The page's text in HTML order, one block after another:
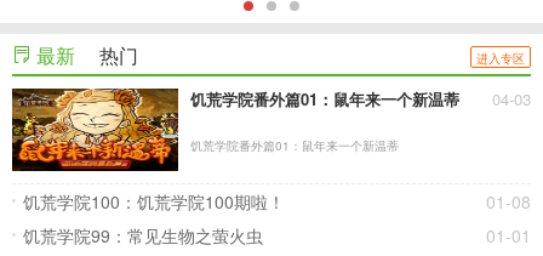
最新 热门 进入专区
饥荒学院番外篇01：鼠年来一个新温蒂 04-03
饥荒学院番外篇01：鼠年来一个新温蒂
01-08
饥荒学院100：饥荒学院100期啦！
01-01
饥荒学院99：常见生物之萤火虫